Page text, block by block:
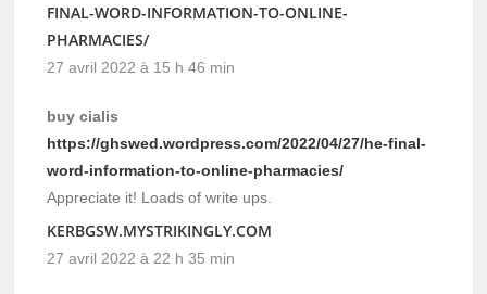
FINAL-WORD-INFORMATION-TO-ONLINE-
PHARMACIES/
27 avril 2022 à 15 h 46 min
buy cialis
https://ghswed.wordpress.com/2022/04/27/he-final-
word-information-to-online-pharmacies/
Appreciate it! Loads of write ups.
KERBGSW.MYSTRIKINGLY.COM
27 avril 2022 à 22 h 35 min